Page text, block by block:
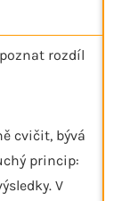
rozdíl
cvičit, bývá
princip:
V